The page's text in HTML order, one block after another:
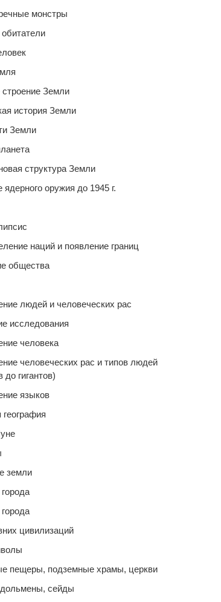
монстры
строение Земли
история Земли
Земли
структура Земли
оружия до 1945 г.
наций и появление границ
общества
людей и человеческих рас
исследования
человека
человеческих рас и типов людей
до гигантов)
языков
земли
цивилизаций
пещеры, подземные храмы, церкви
сейды